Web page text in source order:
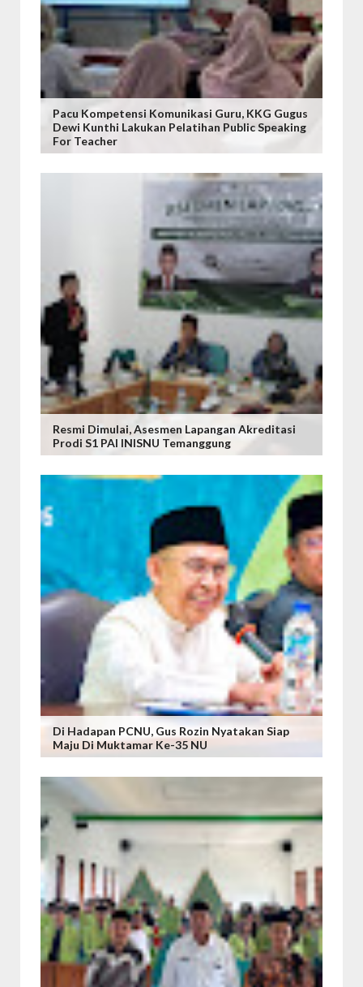
Pacu Kompetensi Komunikasi Guru, KKG Gugus
Dewi Kunthi Lakukan Pelatihan Public Speaking
For Teacher
Resmi Dimulai, Asesmen Lapangan Akreditasi
Prodi S1 PAI INISNU Temanggung
Di Hadapan PCNU, Gus Rozin Nyatakan Siap
Maju Di Muktamar Ke-35 NU